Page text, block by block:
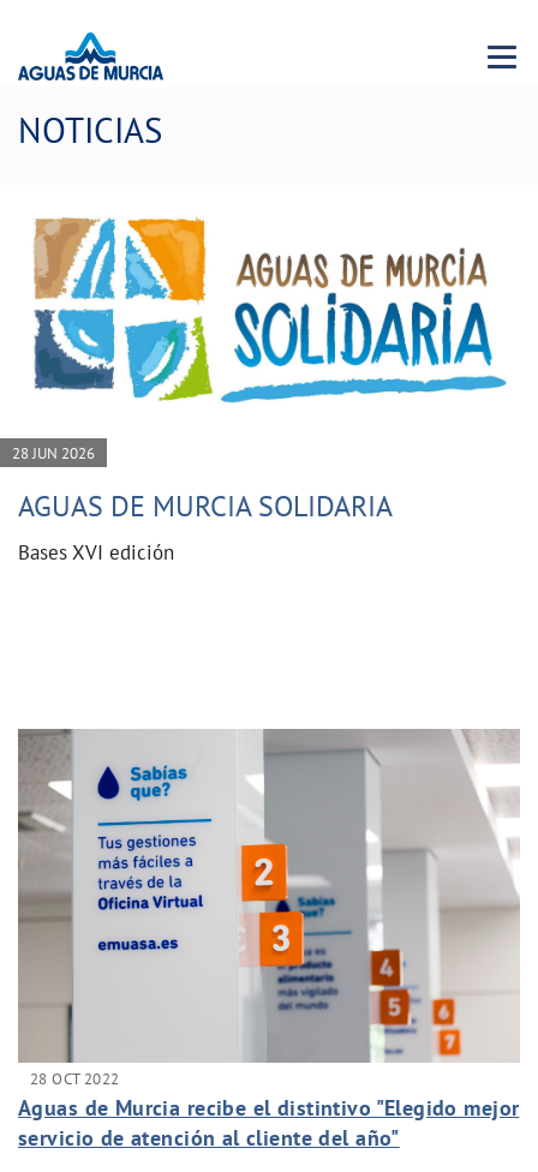
Menu
NOTICIAS
28 JUN 2026
AGUAS DE MURCIA SOLIDARIA
Bases XVI edición
28 OCT 2022
Aguas de Murcia recibe el distintivo "Elegido mejor
servicio de atención al cliente del año"